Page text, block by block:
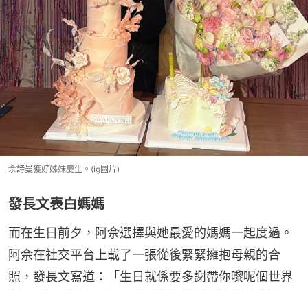
佘詩曼獲好姊妹慶生。(ig圖片)
發長文表白媽媽
而在生日前夕，阿佘選擇與她最愛的媽媽一起度過。
阿佘在社交平台上載了一張從後緊緊擁抱母親的合
照，發長文寫道：「生日就係要多謝帶你嚟呢個世界